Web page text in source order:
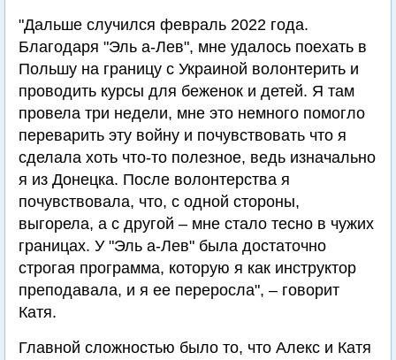
"Дальше случился февраль 2022 года.
Благодаря "Эль а-Лев", мне удалось поехать в
Польшу на границу с Украиной волонтерить и
проводить курсы для беженок и детей. Я там
провела три недели, мне это немного помогло
переварить эту войну и почувствовать что я
сделала хоть что-то полезное, ведь изначально
я из Донецка. После волонтерства я
почувствовала, что, с одной стороны,
выгорела, а с другой – мне стало тесно в чужих
границах. У "Эль а-Лев" была достаточно
строгая программа, которую я как инструктор
преподавала, и я ее переросла", – говорит
Катя.
Главной сложностью было то, что Алекс и Катя